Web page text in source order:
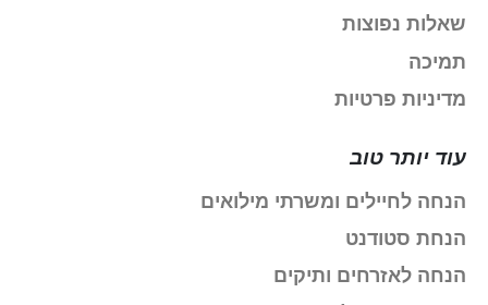
שאלות נפוצות
תמיכה
מדיניות פרטיות
עוד יותר טוב
הנחה לחיילים ומשרתי מילואים
הנחת סטודנט
הנחה לאזרחים ותיקים